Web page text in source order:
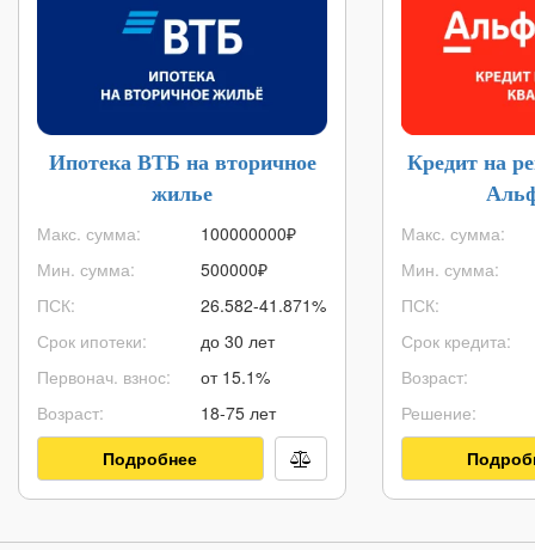
Ипотека ВТБ на вторичное
жилье
Макс. сумма:
Мин. сумма:
ПСК:
Срок ипотеки:
Первонач. взнос:
Возраст:
100000000₽
500000₽
26.582-41.871%
до 30 лет
от 15.1%
18-75 лет
Подробнее
Кредит на
Макс. сумма:
Мин. сумма:
ПСК:
Срок кредита:
Возраст:
Решение: